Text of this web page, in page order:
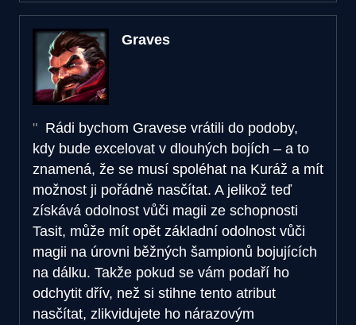
Graves
Rádi bychom Gravese vrátili do podoby,
kdy bude excelovat v dlouhých bojích – a to
znamená, že se musí spoléhat na Kuráž a mít
možnost ji pořádně nasčítat. A jelikož teď
získává odolnost vůči magii ze schopnosti
Tasit, může mít opět základní odolnost vůči
magii na úrovni běžných šampionů bojujících
na dálku. Takže pokud se vám podaří ho
odchytit dřív, než si stihne tento atribut
nasčítat, zlikvidujete ho nárazovým